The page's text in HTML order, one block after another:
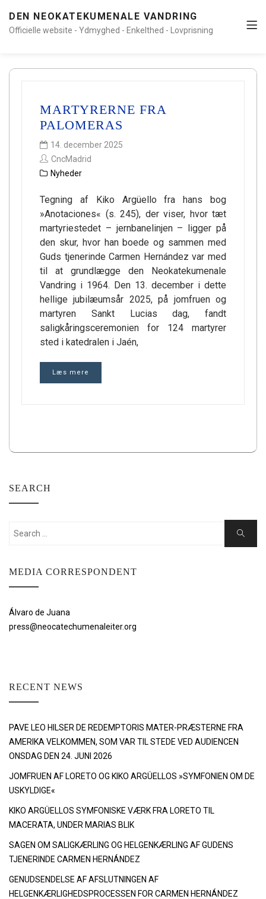
DEN NEOKATEKUMENALE VANDRING
Officielle website - Ydmyghed - Enkelthed - Lovprisning
MARTYRERNE FRA
PALOMERAS
14. december 2025
CncMadrid
Nyheder
Tegning af Kiko Argüello fra hans bog
»Anotaciones« (s. 245), der viser, hvor tæt
martyriestedet – jernbanelinjen – ligger på
den skur, hvor han boede og sammen med
Guds tjenerinde Carmen Hernández var med
til at grundlægge den Neokatekumenale
Vandring i 1964. Den 13. december i dette
hellige jubilæumsår 2025, på jomfruen og
martyren Sankt Lucias dag, fandt
saligkåringsceremonien for 124 martyrer
sted i katedralen i Jaén,
Læs mere
SEARCH
Search
Search
MEDIA CORRESPONDENT
Álvaro de Juana
press@neocatechumenaleiter.org
RECENT NEWS
PAVE LEO HILSER DE REDEMPTORIS MATER-PRÆSTERNE FRA
AMERIKA VELKOMMEN, SOM VAR TIL STEDE VED AUDIENCEN
ONSDAG DEN 24. JUNI 2026
JOMFRUEN AF LORETO OG KIKO ARGÜELLOS »SYMFONIEN OM DE
USKYLDIGE«
KIKO ARGÜELLOS SYMFONISKE VÆRK FRA LORETO TIL
MACERATA, UNDER MARIAS BLIK
SAGEN OM SALIGKÆRLING OG HELGENKÆRLING AF GUDENS
TJENERINDE CARMEN HERNÁNDEZ
GENUDSENDELSE AF AFSLUTNINGEN AF
HELGENKÆRLIGHEDSPROCESSEN FOR CARMEN HERNÁNDEZ